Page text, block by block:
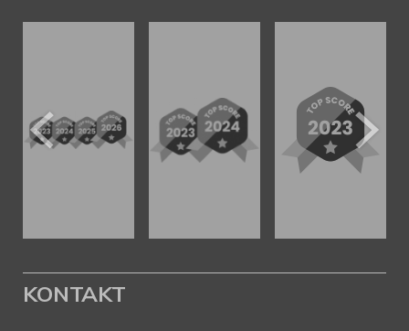
KONTAKT